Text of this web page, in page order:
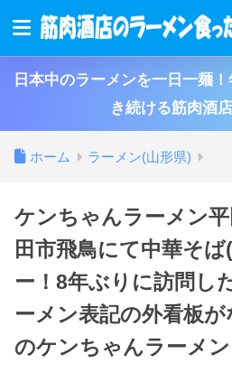
日本中のラーメンを一日一麺
き続ける筋肉酒
ホーム ラーメン(山形県)
ケンちゃんラーメン
田市飛鳥にて中華そ
ー！8年ぶりに訪問し
ーメン表記の外看板
のケンちゃんラーメ